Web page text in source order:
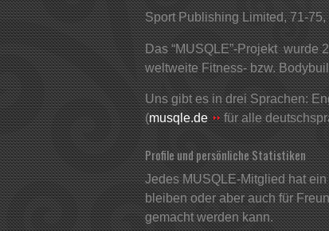
Sport Publishing Limited, 71-
Das “MUSQLE”-Projekt wurde
weltweite Fitness- bzw.
Uns gibt es in drei Sprachen:
(musqle.de für alle
Profile und persönliche Statistiken
Jedes MUSQLE-Mitglied hat
bleiben oder aber auch für
gemacht werden kann.